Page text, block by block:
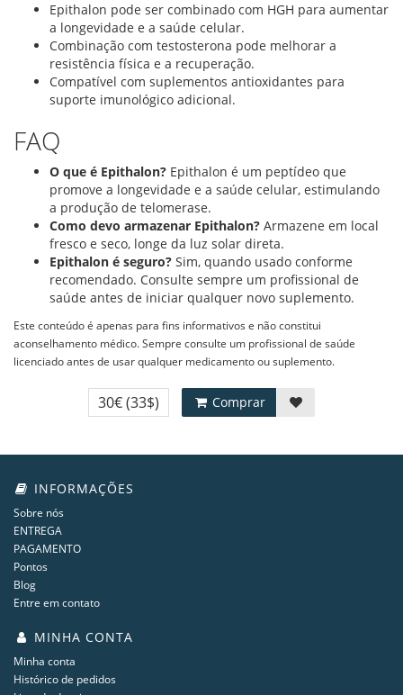
Epithalon pode ser combinado com HGH para aumentar
a longevidade e a saúde celular.
Combinação com testosterona pode melhorar a
resistência física e a recuperação.
Compatível com suplementos antioxidantes para
suporte imunológico adicional.
FAQ
O que é Epithalon? Epithalon é um peptídeo que
promove a longevidade e a saúde celular, estimulando
a produção de telomerase.
Como devo armazenar Epithalon? Armazene em local
fresco e seco, longe da luz solar direta.
Epithalon é seguro? Sim, quando usado conforme
recomendado. Consulte sempre um profissional de
saúde antes de iniciar qualquer novo suplemento.
Este conteúdo é apenas para fins informativos e não constitui
aconselhamento médico. Sempre consulte um profissional de saúde
licenciado antes de usar qualquer medicamento ou suplemento.
30€(33$) Comprar
INFORMAÇÕES
Sobre nós
ENTREGA
PAGAMENTO
Pontos
Blog
Entre em contato
MINHA CONTA
Minha conta
Histórico de pedidos